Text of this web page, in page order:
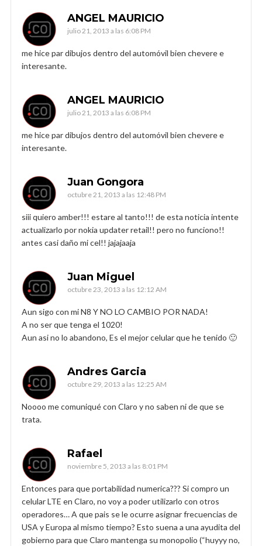
ANGEL MAURICIO
julio 21, 2013 a las 6:08 PM
me hice par dibujos dentro del automóvil bien chevere e
interesante.
ANGEL MAURICIO
julio 21, 2013 a las 6:08 PM
me hice par dibujos dentro del automóvil bien chevere e
interesante.
Juan Gongora
octubre 21, 2013 a las 12:48 PM
siii quiero amber!!! estare al tanto!!! de esta noticia intente
actualizarlo por nokia updater retail!! pero no funciono!!
antes casi daño mi cel!! jajajaaja
Juan Miguel
octubre 23, 2013 a las 12:12 AM
Aun sigo con mi N8 Y NO LO CAMBIO POR NADA!
A no ser que tenga el 1020!
Aun asi no lo abandono, Es el mejor celular que he tenido 🙂
Andres Garcia
octubre 29, 2013 a las 12:25 AM
Noooo me comuniqué con Claro y no saben ni de que se
trata.
Rafael
noviembre 5, 2013 a las 8:01 PM
Entonces para que portabilidad numerica??? Si compro un
celular LTE en Claro, no voy a poder utilizarlo con otros
operadores… A que pais se le ocurre asignar frecuencias de
USA y Europa al mismo tiempo? Esto suena a una ayudita del
gobierno para que Claro mantenga su monopolio (“huyyy no,